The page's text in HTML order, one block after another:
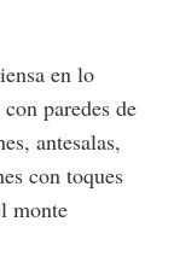
en lo
paredes de
antesalas,
con toques
monte